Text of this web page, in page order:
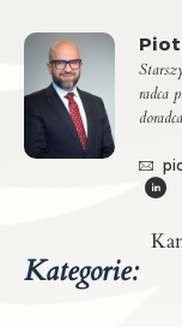
radca
Kategorie: